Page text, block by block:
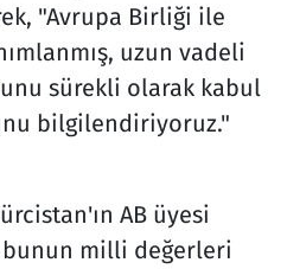
"Avrupa Birliği ile
uzun vadeli
sürekli olarak kabul
bilgilendiriyoruz."
AB üyesi
milli değerleri